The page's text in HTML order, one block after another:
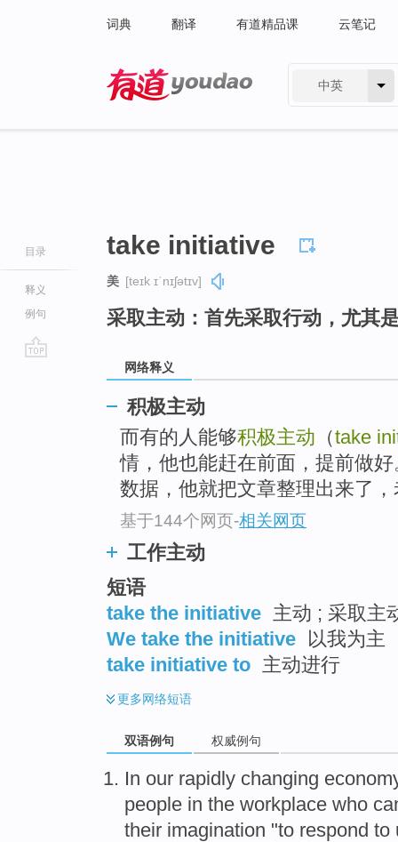
词典 翻译 有道精品课 云笔记
中英
目录
释义
例句
take initiative
美 [teɪk ɪˈnɪʃətɪv]
采取主动：首先采取行动，尤其
网络释义
积极主动
而有的人能够积极主动 （take
情，他也能赶在前面，提前做
数据，他就把文章整理出来了
基于144个网页-相关网页
工作主动
短语
take the initiative 主动 ; 采取主
We take the initiative
以我为主
take initiative to 主动进行
更多网络短语
双语例句 权威例句
In our rapidly changing
people in the workplace who
their imagination "to respond to